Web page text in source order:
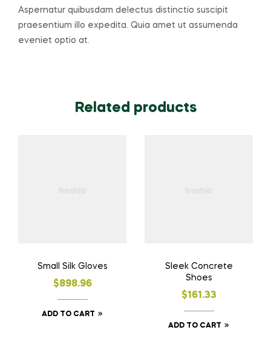
Aspernatur quibusdam delectus distinctio suscipit
praesentium illo expedita. Quia amet ut assumenda
eveniet optio at.
Related products
Small Silk Gloves
$898.96
ADD TO CART
Sleek Concrete
Shoes
$161.33
ADD TO CART